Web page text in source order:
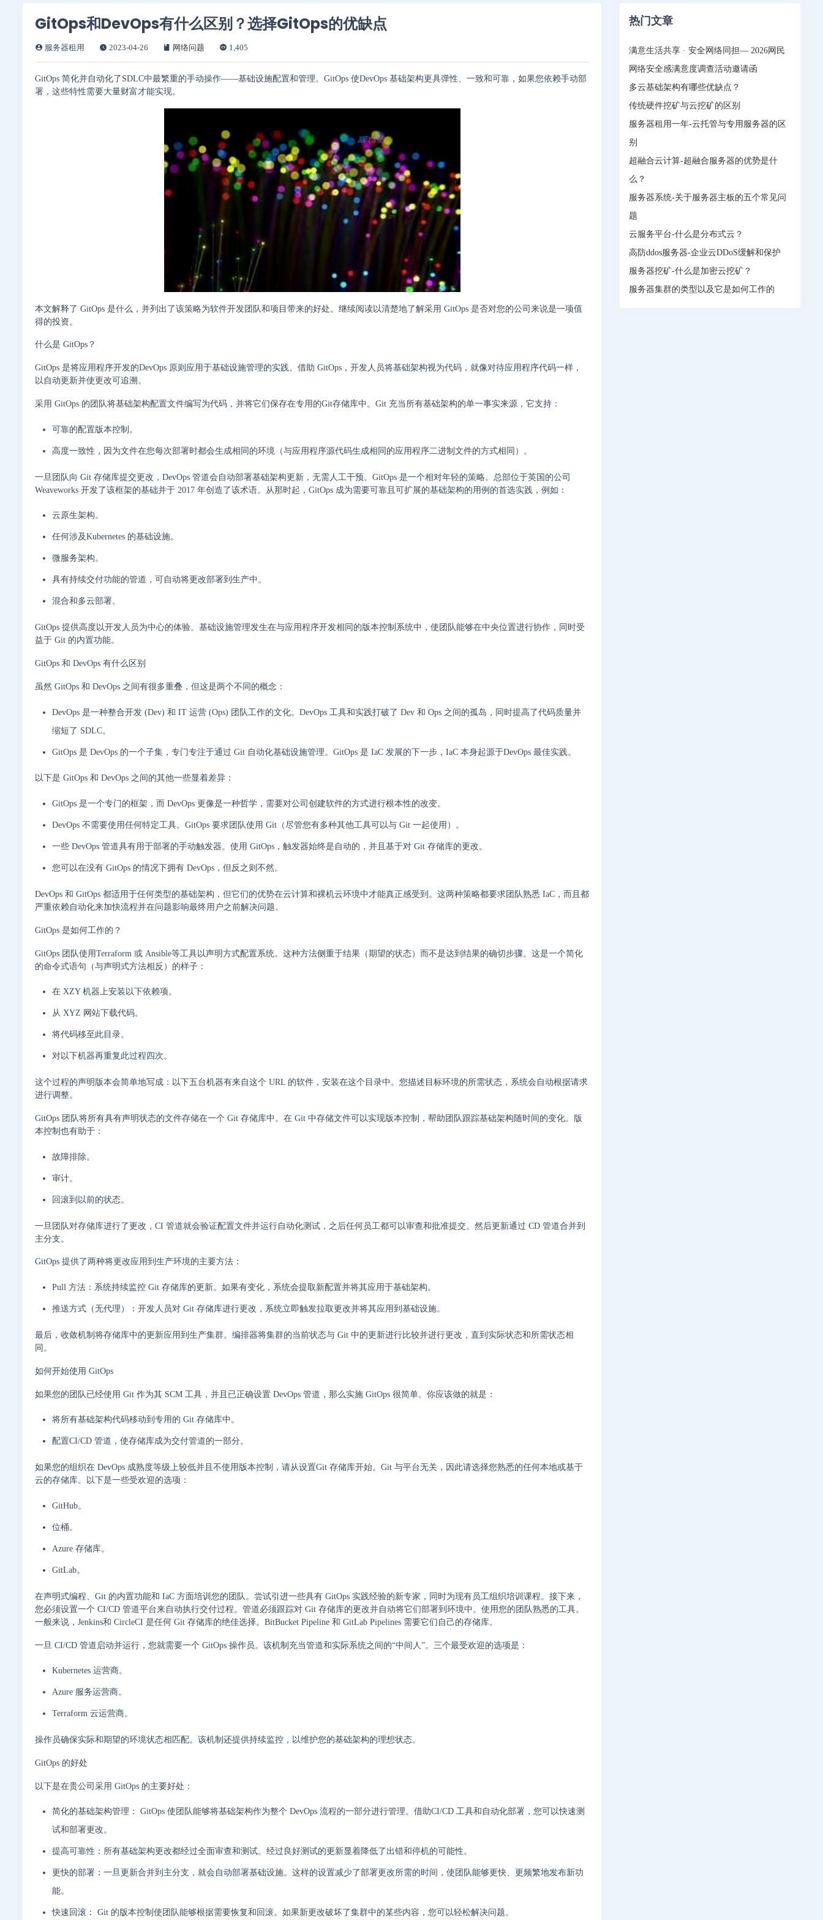
GitOps和DevOps有什么区别？选择GitOps的优缺点
服务器租用 2023-04-26 网络问题 1,405
GitOps 简化并自动化了SDLC中最繁重的手动操作——基础设施配置和管理。GitOps 使DevOps 基础架构更具弹性、一致和可靠，如果您依赖手动部
署，这些特性需要大量财富才能实现。
本文解释了 GitOps 是什么，并列出了该策略为软件开发团队和项目带来的好处。继续阅读以清楚地了解采用 GitOps 是否对您的公司来说是一项值
得的投资。
什么是 GitOps？
GitOps 是将应用程序开发的DevOps 原则应用于基础设施管理的实践。借助 GitOps，开发人员将基础架构视为代码，就像对待应用程序代码一样，
以自动更新并使更改可追溯。
采用 GitOps 的团队将基础架构配置文件编写为代码，并将它们保存在专用的Git存储库中。Git 充当所有基础架构的单一事实来源，它支持：
可靠的配置版本控制。
高度一致性，因为文件在您每次部署时都会生成相同的环境（与应用程序源代码生成相同的应用程序二进制文件的方式相同）。
一旦团队向 Git 存储库提交更改，DevOps 管道会自动部署基础架构更新，无需人工干预。GitOps 是一个相对年轻的策略。总部位于英国的公司
Weaveworks 开发了该框架的基础并于 2017 年创造了该术语。从那时起，GitOps 成为需要可靠且可扩展的基础架构的用例的首选实践，例如：
云原生架构。
任何涉及Kubernetes 的基础设施。
微服务架构。
具有持续交付功能的管道，可自动将更改部署到生产中。
混合和多云部署。
GitOps 提供高度以开发人员为中心的体验。基础设施管理发生在与应用程序开发相同的版本控制系统中，使团队能够在中央位置进行协作，同时受
益于 Git 的内置功能。
GitOps 和 DevOps 有什么区别
虽然 GitOps 和 DevOps 之间有很多重叠，但这是两个不同的概念：
DevOps 是一种整合开发 (Dev) 和 IT 运营 (Ops) 团队工作的文化。DevOps 工具和实践打破了 Dev 和 Ops 之间的孤岛，同时提高了代码质量并
缩短了 SDLC。
GitOps 是 DevOps 的一个子集，专门专注于通过 Git 自动化基础设施管理。GitOps 是 IaC 发展的下一步，IaC 本身起源于DevOps 最佳实践。
以下是 GitOps 和 DevOps 之间的其他一些显着差异：
GitOps 是一个专门的框架，而 DevOps 更像是一种哲学，需要对公司创建软件的方式进行根本性的改变。
DevOps 不需要使用任何特定工具。GitOps 要求团队使用 Git（尽管您有多种其他工具可以与 Git 一起使用）。
一些 DevOps 管道具有用于部署的手动触发器。使用 GitOps，触发器始终是自动的，并且基于对 Git 存储库的更改。
您可以在没有 GitOps 的情况下拥有 DevOps，但反之则不然。
DevOps 和 GitOps 都适用于任何类型的基础架构，但它们的优势在云计算和裸机云环境中才能真正感受到。这两种策略都要求团队熟悉 IaC，而且都
严重依赖自动化来加快流程并在问题影响最终用户之前解决问题。
GitOps 是如何工作的？
GitOps 团队使用Terraform 或 Ansible等工具以声明方式配置系统。这种方法侧重于结果（期望的状态）而不是达到结果的确切步骤。这是一个简化
的命令式语句（与声明式方法相反）的样子：
在 XZY 机器上安装以下依赖项。
从 XYZ 网站下载代码。
将代码移至此目录。
对以下机器再重复此过程四次。
这个过程的声明版本会简单地写成：以下五台机器有来自这个 URL 的软件，安装在这个目录中。您描述目标环境的所需状态，系统会自动根据请求
进行调整。
GitOps 团队将所有具有声明状态的文件存储在一个 Git 存储库中。在 Git 中存储文件可以实现版本控制，帮助团队跟踪基础架构随时间的变化。版
本控制也有助于：
故障排除。
审计。
回滚到以前的状态。
一旦团队对存储库进行了更改，CI 管道就会验证配置文件并运行自动化测试，之后任何员工都可以审查和批准提交。然后更新通过 CD 管道合并到
主分支。
GitOps 提供了两种将更改应用到生产环境的主要方法：
Pull 方法：系统持续监控 Git 存储库的更新。如果有变化，系统会提取新配置并将其应用于基础架构。
推送方式（无代理）：开发人员对 Git 存储库进行更改，系统立即触发拉取更改并将其应用到基础设施。
最后，收敛机制将存储库中的更新应用到生产集群。编排器将集群的当前状态与 Git 中的更新进行比较并进行更改，直到实际状态和所需状态相
同。
如何开始使用 GitOps
如果您的团队已经使用 Git 作为其 SCM 工具，并且已正确设置 DevOps 管道，那么实施 GitOps 很简单。你应该做的就是：
将所有基础架构代码移动到专用的 Git 存储库中。
配置CI/CD 管道，使存储库成为交付管道的一部分。
如果您的组织在 DevOps 成熟度等级上较低并且不使用版本控制，请从设置Git 存储库开始。Git 与平台无关，因此请选择您熟悉的任何本地或基于
云的存储库。以下是一些受欢迎的选项：
GitHub。
位桶。
Azure 存储库。
GitLab。
在声明式编程、Git 的内置功能和 IaC 方面培训您的团队。尝试引进一些具有 GitOps 实践经验的新专家，同时为现有员工组织培训课程。接下来，
您必须设置一个 CI/CD 管道平台来自动执行交付过程。管道必须跟踪对 Git 存储库的更改并自动将它们部署到环境中。使用您的团队熟悉的工具。
一般来说，Jenkins和 CircleCI 是任何 Git 存储库的绝佳选择。BitBucket Pipeline 和 GitLab Pipelines 需要它们自己的存储库。
一旦 CI/CD 管道启动并运行，您就需要一个 GitOps 操作员。该机制充当管道和实际系统之间的“中间人”。三个最受欢迎的选项是：
Kubernetes 运营商。
Azure 服务运营商。
Terraform 云运营商。
操作员确保实际和期望的环境状态相匹配。该机制还提供持续监控，以维护您的基础架构的理想状态。
GitOps 的好处
以下是在贵公司采用 GitOps 的主要好处：
简化的基础架构管理： GitOps 使团队能够将基础架构作为整个 DevOps 流程的一部分进行管理。借助CI/CD 工具和自动化部署，您可以快速测
试和部署更改。
提高可靠性：所有基础架构更改都经过全面审查和测试。经过良好测试的更新显着降低了出错和停机的可能性。
更快的部署：一旦更新合并到主分支，就会自动部署基础设施。这样的设置减少了部署更改所需的时间，使团队能够更快、更频繁地发布新功
能。
快速回滚： Git 的版本控制使团队能够根据需要恢复和回滚。如果新更改破坏了集群中的某些内容，您可以轻松解决问题。
热门文章
满意生活共享 · 安全网络同担— 2026网民
网络安全感满意度调查活动邀请函
多云基础架构有哪些优缺点？
传统硬件挖矿与云挖矿的区别
服务器租用一年-云托管与专用服务器的区
别
超融合云计算-超融合服务器的优势是什
么？
服务器系统-关于服务器主板的五个常见问
题
云服务平台-什么是分布式云？
高防ddos服务器-企业云DDoS缓解和保护
服务器挖矿-什么是加密云挖矿？
服务器集群的类型以及它是如何工作的